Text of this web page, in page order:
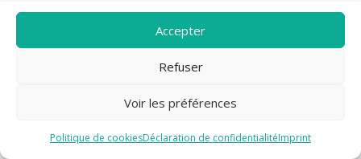
Accepter
Refuser
Voir les préférences
Politique de cookiesDéclaration de confidentialitéImprint
2334 Route de Caderousse 84350
www.berthet-rayne.fr
blanc, côtes du Rhône rouge, rosé et blanc,